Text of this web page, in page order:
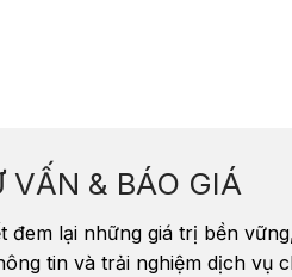
VẤN & BÁO GIÁ
lại những giá trị bền
tin và trải nghiệm dịch vụ